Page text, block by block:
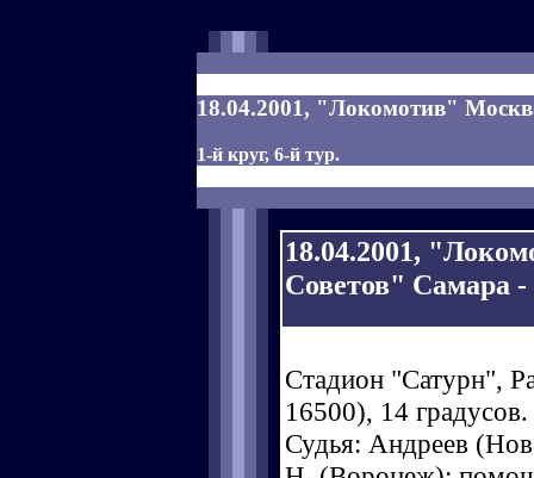
18.04.2001, "Локомотив"
1-й круг, 6-й тур.
18.04.2001,
Советов" Самара -
Стадион "Сатурн",
16500), 14 градусов.
Судья: Андреев